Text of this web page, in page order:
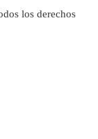
los derechos